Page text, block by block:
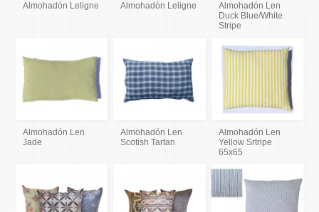
Almohadón Leligne Almohadón Leligne
Almohadón Len
Duck Blue/White
Stripe
Almohadón Len
Jade
Almohadón Len
Scotish Tartan
Almohadón Len
Yellow Srtripe
65x65